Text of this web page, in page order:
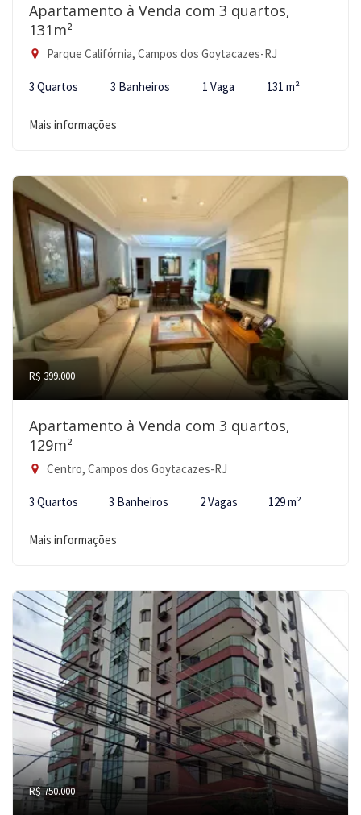
Apartamento à Venda com 3 quartos,
131m²
Parque Califórnia, Campos dos Goytacazes-RJ
3 Quartos 3 Banheiros 1 Vaga 131 m²
Mais informações
R$ 399.000
Apartamento à Venda com 3 quartos,
129m²
Centro, Campos dos Goytacazes-RJ
3 Quartos 3 Banheiros 2 Vagas 129 m²
Mais informações
R$ 750.000